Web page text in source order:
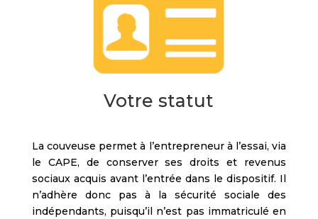
Votre statut
La couveuse permet à l’entrepreneur à l’essai, via
le CAPE, de conserver ses droits et revenus
sociaux acquis avant l’entrée dans le dispositif. Il
n’adhère donc pas à la sécurité sociale des
indépendants, puisqu’il n’est pas immatriculé en